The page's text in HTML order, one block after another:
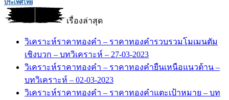
ประเทศไทย
เรื่องล่าสุด
วิเคราะห์ราคาทองคำ – ราคาทองคำรวบรวมโมเมนตัม
เชิงบวก – บทวิเคราะห์ – 27-03-2023
วิเคราะห์ราคาทองคำ – ราคาทองคำยืนเหนือแนวต้าน –
บทวิเคราะห์ – 02-03-2023
วิเคราะห์ราคาทองคำ – ราคาทองคำแตะเป้าหมาย – บท